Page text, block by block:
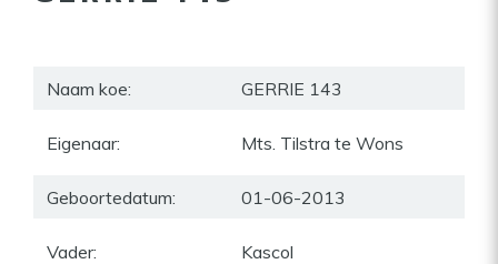
Naam koe: GERRIE 143
Eigenaar: Mts. Tilstra te Wons
Geboortedatum: 01-06-2013
Vader: Kascol